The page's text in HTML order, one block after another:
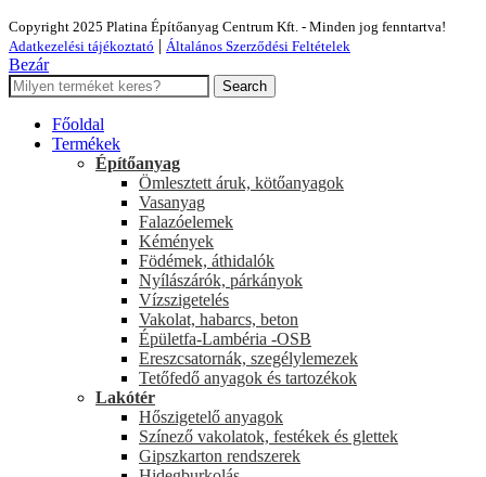
Copyright 2025 Platina Építőanyag Centrum Kft. - Minden jog fenntartva!
Adatkezelési tájékoztató | Általános Szerződési Feltételek
Bezár
Search
Főoldal
Termékek
Építőanyag
Ömlesztett áruk, kötőanyagok
Vasanyag
Falazóelemek
Kémények
Födémek, áthidalók
Nyílászárók, párkányok
Vízszigetelés
Vakolat, habarcs, beton
Épületfa-Lambéria -OSB
Ereszcsatornák, szegélylemezek
Tetőfedő anyagok és tartozékok
Lakótér
Hőszigetelő anyagok
Színező vakolatok, festékek és glettek
Gipszkarton rendszerek